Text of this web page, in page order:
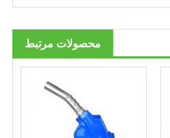
محصولات مرتبط